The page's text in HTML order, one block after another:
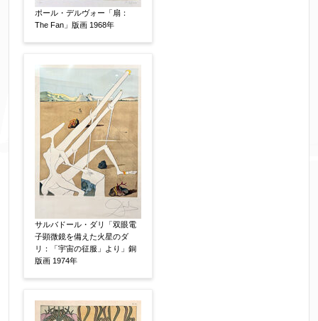
個人情報の取扱いについて、同意の上送信しま
す。（確認画面は表示されません）
同意する 【必須】
↑ 同意頂けましたらチェックを入れてくださ
い。
※データはSSL(Secure Sockets Layer)通信によ
り暗号化して送信されます。
ポール・デルヴォー「扇：
The Fan」版画 1968年
サルバドール・ダリ「双眼電
子顕微鏡を備えた火星のダ
リ：「宇宙の征服」より」銅
版画 1974年